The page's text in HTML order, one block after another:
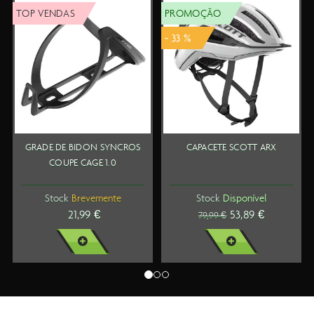
TOP VENDAS
GRADE DE BIDON SYNCROS
COUPE CAGE 1.0
Stock Brevemente
21,99 €
VER MAIS
PROMOÇÃO
- 33 %
CAPACETE SCOTT ARX
Stock Disponível
79,99 € 53,89 €
VER MAIS